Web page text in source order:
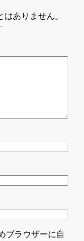
ありません。
ブラウザーに自